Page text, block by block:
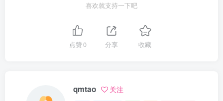
喜欢就支持一下吧
点赞0 分享 收藏
qmtao 关注